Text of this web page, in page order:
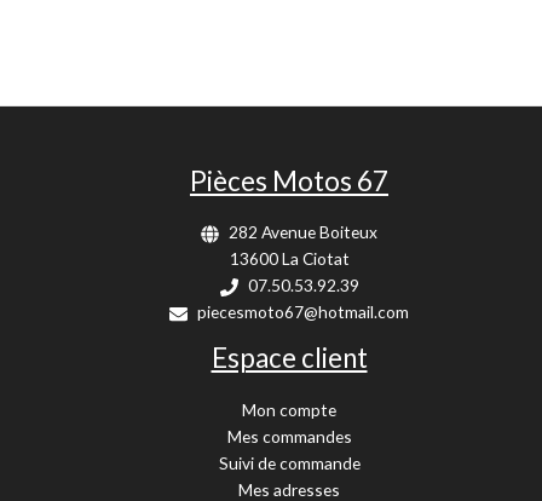
Pièces Motos 67
282 Avenue Boiteux
13600 La Ciotat
07.50.53.92.39
piecesmoto67@hotmail.com
Espace client
Mon compte
Mes commandes
Suivi de commande
Mes adresses